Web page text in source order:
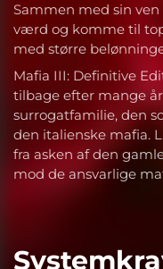
Sammen med sin
værd og komme til
med større
Mafia III: Definitive
tilbage efter mange
surrogatfamilie, den
den italienske mafia.
fra asken af den
mod de ansvarlige